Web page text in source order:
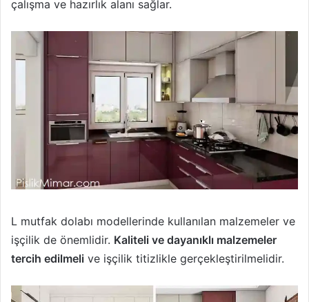
çalışma ve hazırlık alanı sağlar.
L mutfak dolabı modellerinde kullanılan malzemeler ve
işçilik de önemlidir. Kaliteli ve dayanıklı malzemeler
tercih edilmeli ve işçilik titizlikle gerçekleştirilmelidir.